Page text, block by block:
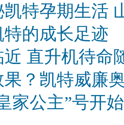
特孕期生活
的成长足迹
直升机待命
？凯特威廉
家公主”号开